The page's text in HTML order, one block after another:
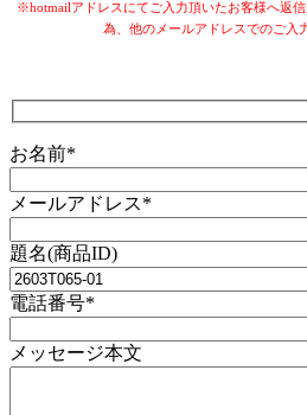
※hotmailアドレスにてご入力頂いたお客様へ返
為、他のメールアドレスでのご入
お名前*
メールアドレス*
題名(商品ID)
電話番号*
メッセージ本文